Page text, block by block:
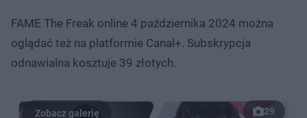
FAME The Freak online 4 października 2024 można
oglądać też na platformie Canal+. Subskrypcja
odnawialna kosztuje 39 złotych.
29